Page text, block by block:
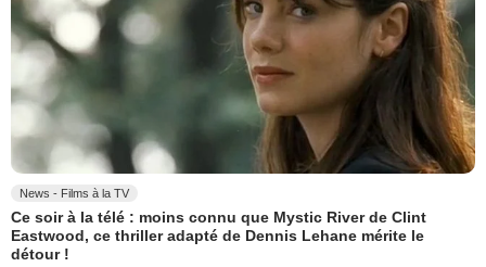
News - Films à la TV
Ce soir à la télé : moins connu que Mystic River de Clint
Eastwood, ce thriller adapté de Dennis Lehane mérite le
détour !